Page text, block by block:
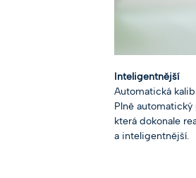
Inteligentnější
Automatická
Plně
která dokonale
a inteligentnější.